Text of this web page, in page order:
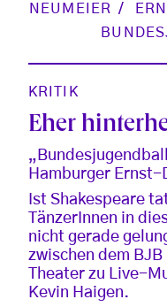
NEUMEIER
KRITIK
Eher
Hamburger
Ist Shakespeare
TänzerInnen in
nicht gerade
zwischen dem
Theater zu Live-
Kevin Haigen.